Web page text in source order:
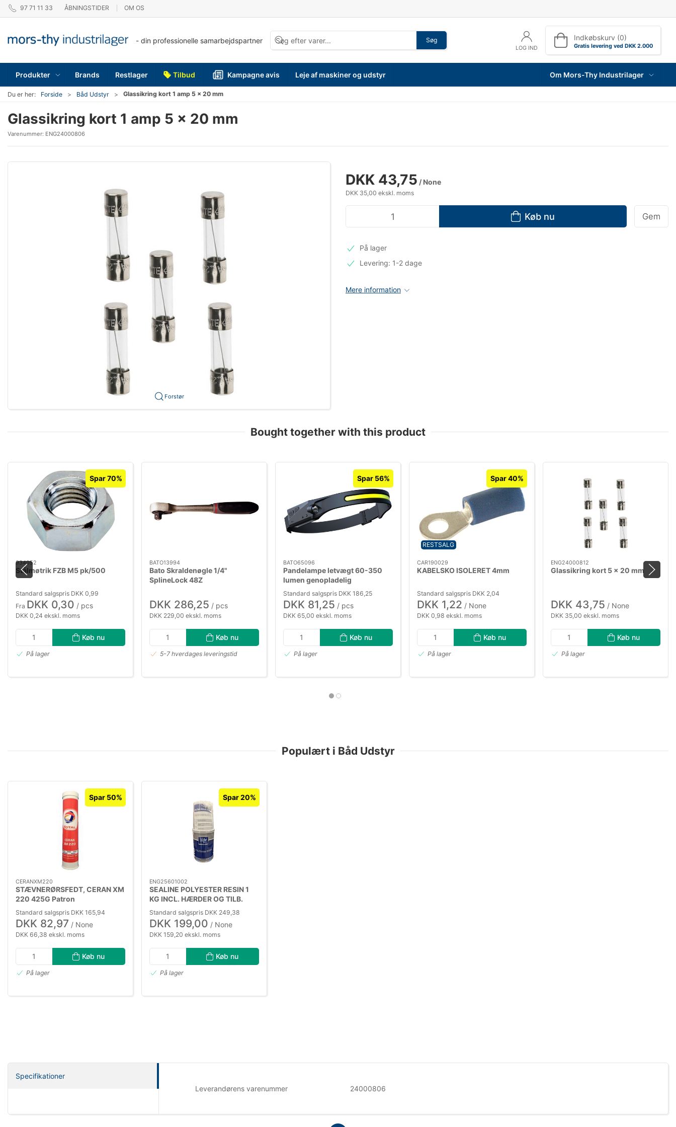
97 71 11 33 ÅBNINGSTIDER OM OS
- din professionelle samarbejdspartner Søg
LOG IND
Indkøbskurv (0)
Gratis levering ved DKK 2.000
Produkter Brands Restlager Tilbud Kampagne avis Leje af maskiner og udstyr Om Mors-Thy Industrilager
Du er her: Forside Båd Udstyr Glassikring kort 1 amp 5 x 20 mm
Glassikring kort 1 amp 5 x 20 mm
Varenummer: ENG24000806
Forstør
DKK 43,75 / None
DKK 35,00 ekskl. moms
Køb nu Gem
På lager
Levering: 1-2 dage
Mere information
Bought together with this product
Spar 70%
934052
Stålmøtrik FZB M5 pk/500
Standard salgspris DKK 0,99
Fra DKK 0,30 / pcs
DKK 0,24 ekskl. moms
Køb nu
På lager
BATO13994
Bato Skraldenøgle 1/4"
SplineLock 48Z
DKK 286,25 / pcs
DKK 229,00 ekskl. moms
Køb nu
5-7 hverdages leveringstid
Spar 56%
BATO65096
Pandelampe letvægt 60-350
lumen genopladelig
Standard salgspris DKK 186,25
DKK 81,25 / pcs
DKK 65,00 ekskl. moms
Køb nu
På lager
RESTSALG
Spar 40%
CAR190029
KABELSKO ISOLERET 4mm
Standard salgspris DKK 2,04
DKK 1,22 / None
DKK 0,98 ekskl. moms
Køb nu
På lager
ENG24000812
Glassikring kort 5 x 20 mm
DKK 43,75 / None
DKK 35,00 ekskl. moms
Køb nu
På lager
Populært i Båd Udstyr
Spar 50%
CERANXM220
STÆVNERØRSFEDT, CERAN XM
220 425G Patron
Standard salgspris DKK 165,94
DKK 82,97 / None
DKK 66,38 ekskl. moms
Køb nu
På lager
Spar 20%
ENG25601002
SEALINE POLYESTER RESIN 1
KG INCL. HÆRDER OG TILB.
Standard salgspris DKK 249,38
DKK 199,00 / None
DKK 159,20 ekskl. moms
Køb nu
På lager
Specifikationer
Leverandørens varenummer
24000806